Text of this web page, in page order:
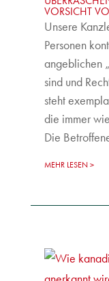
VORSICHT
Unsere
Personen
angeblichen
sind und
steht
die immer
Die
MEHR LESEN